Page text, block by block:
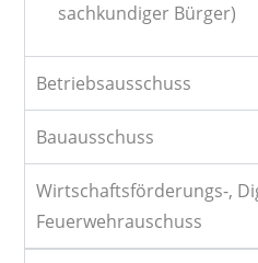
sachkundiger Bürger)
Betriebsausschuss
Bauausschuss
Wirtschaftsförderungs-,
Feuerwehrauschuss